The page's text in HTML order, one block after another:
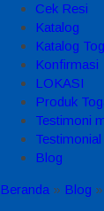
Cek Resi
Katalog
Katalog
Konfirmasi
LOKASI
Produk
Testimoni
Testimonial
Blog
Beranda » Blog »